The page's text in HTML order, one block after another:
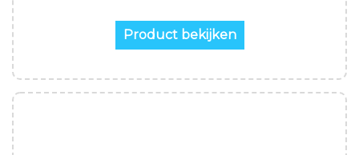
Product bekijken